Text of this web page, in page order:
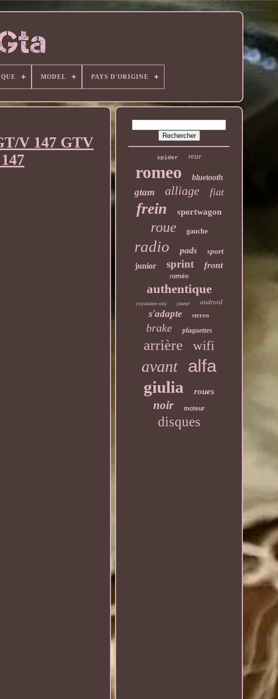
MODEL PAYS D'ORIGINE
V 147 GTV
spider rear
romeo bluetooth
gtam alliage fiat
frein sportwagon
roue gauche
radio pads sport
junior sprint front
roméo
authentique
royaume-uni joueur android
s'adapte stereo
brake plaquettes
arrière wifi
avant alfa
giulia roues
noir moteur
disques